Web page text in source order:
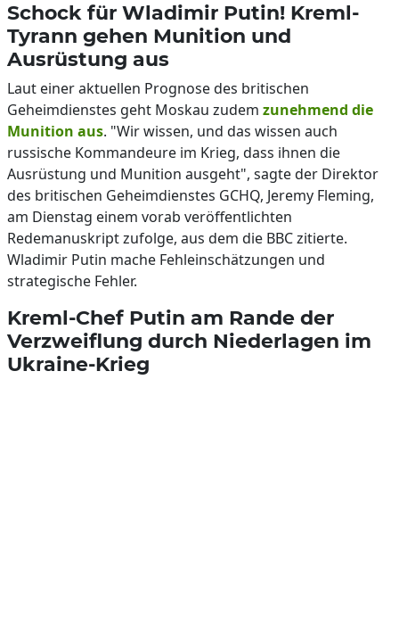
Schock für Wladimir Putin! Kreml-
Tyrann gehen Munition und
Ausrüstung aus
Laut einer aktuellen Prognose des britischen
Geheimdienstes geht Moskau zudem zunehmend die
Munition aus. "Wir wissen, und das wissen auch
russische Kommandeure im Krieg, dass ihnen die
Ausrüstung und Munition ausgeht", sagte der Direktor
des britischen Geheimdienstes GCHQ, Jeremy Fleming,
am Dienstag einem vorab veröffentlichten
Redemanuskript zufolge, aus dem die BBC zitierte.
Wladimir Putin mache Fehleinschätzungen und
strategische Fehler.
Kreml-Chef Putin am Rande der
Verzweiflung durch Niederlagen im
Ukraine-Krieg